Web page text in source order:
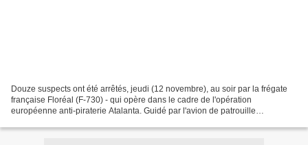
Douze suspects ont été arrêtés, jeudi (12 novembre), au soir par la frégate
française Floréal (F-730) - qui opère dans le cadre de l'opération
européenne anti-piraterie Atalanta. Guidé par l'avion de patrouille